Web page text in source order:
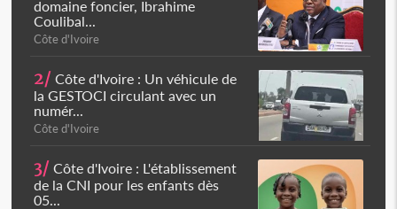
domaine foncier, Ibrahime
Coulibal...
Côte d'Ivoire
2/ Côte d'Ivoire : Un véhicule de
la GESTOCI circulant avec un
numér...
Côte d'Ivoire
3/ Côte d'Ivoire : L'établissement
de la CNI pour les enfants dès
05...